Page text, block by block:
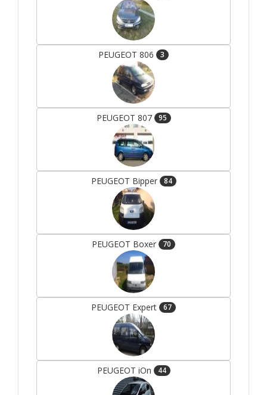
PEUGEOT 806 3
PEUGEOT 807 95
PEUGEOT Bipper 84
PEUGEOT Boxer 70
PEUGEOT Expert 67
PEUGEOT iOn 44